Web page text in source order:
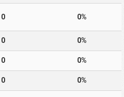
0 0%
0 0%
0 0%
0 0%